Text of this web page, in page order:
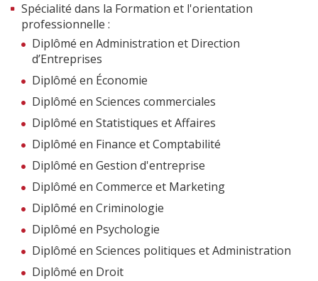
Spécialité dans la Formation et l'orientation
professionnelle :
Diplômé en Administration et Direction
d’Entreprises
Diplômé en Économie
Diplômé en Sciences commerciales
Diplômé en Statistiques et Affaires
Diplômé en Finance et Comptabilité
Diplômé en Gestion d'entreprise
Diplômé en Commerce et Marketing
Diplômé en Criminologie
Diplômé en Psychologie
Diplômé en Sciences politiques et Administration
Diplômé en Droit